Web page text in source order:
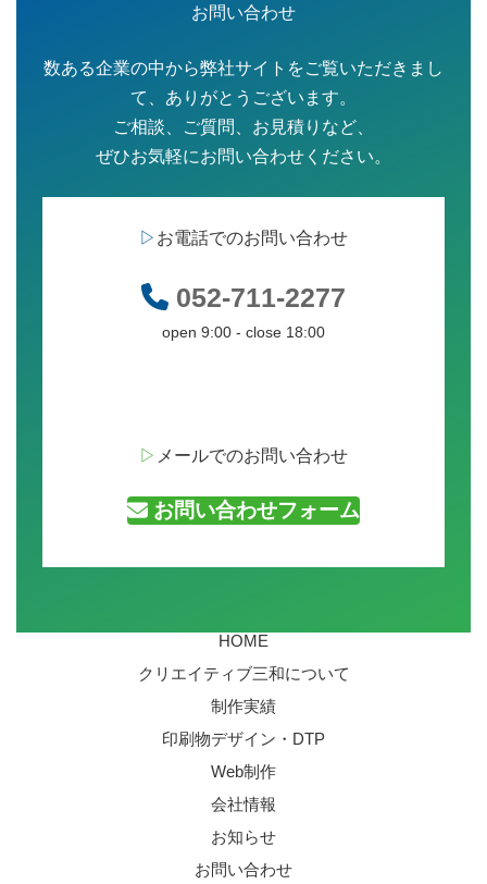
お問い合わせ
数ある企業の中から弊社サイトをご覧いただきまし
て、ありがとうございます。
ご相談、ご質問、お見積りなど、
ぜひお気軽にお問い合わせください。
▷ お電話でのお問い合わせ
052-711-2277
open 9:00 - close 18:00
▷ メールでのお問い合わせ
お問い合わせフォーム
HOME
クリエイティブ三和について
制作実績
印刷物デザイン・DTP
Web制作
会社情報
お知らせ
お問い合わせ